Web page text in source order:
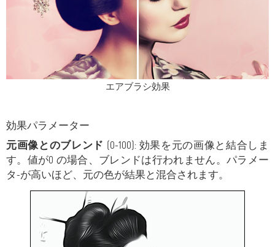
エアブラシ効果
効果パラメーター
元画像とのブレンド (0-100): 効果を元の画像と結合しま
す。値が0 の場合、ブレンドは行われません。パラメー
タ-が高いほど、元の色が結果と混合されます。